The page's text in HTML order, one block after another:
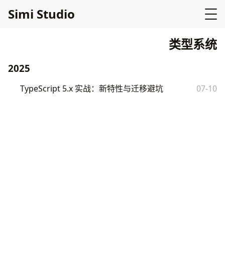
Simi Studio
类型系统
2025
TypeScript 5.x 实战：新特性与迁移避坑 07-10